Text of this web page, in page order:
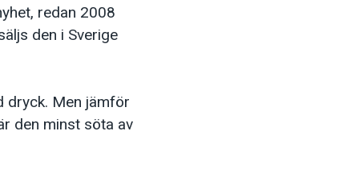
redan 2008
den i Sverige
dryck. Men jämför
den minst söta av